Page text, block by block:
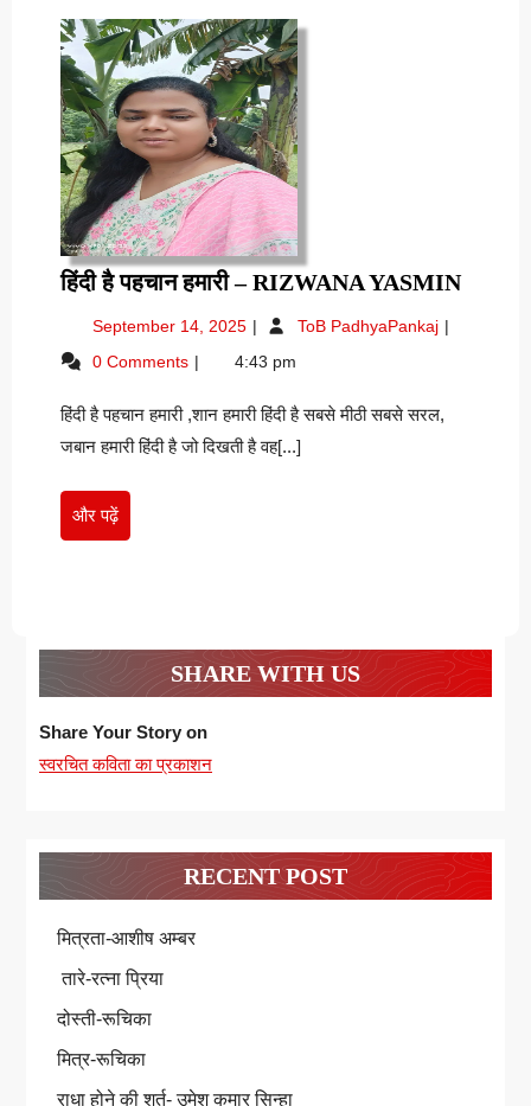
हिंदी है पहचान हमारी – RIZWANA YASMINहिंदी
September 14, 2025 September
2025
ToB PadhyaPankaj हिंदी
–
0 Comments 4:43 pm
हिंदी है पहचान हमारी ,शान हमारी हिंदी है सबसे मीठी सबसे सरल,
जबान हमारी हिंदी है जो दिखती है वह[...]
और पढ़ेंऔर
पढ़ें
SHARE WITH US
Share Your Story on
स्वरचित कविता का प्रकाशन
RECENT POST
मित्रता-आशीष अम्बर
तारे-रत्ना प्रिया
दोस्ती-रूचिका
मित्र-रूचिका
राधा होने की शर्त- उमेश कुमार सिन्हा